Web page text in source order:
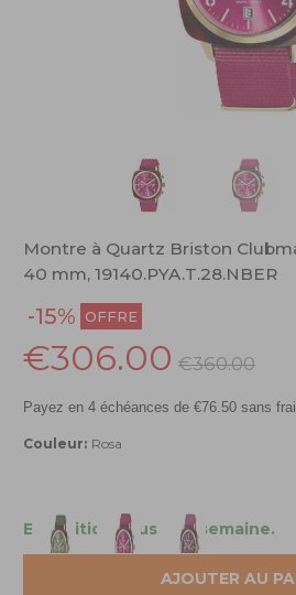
Montre à Quartz Briston
40 mm, 19140.PYA.T.28.NBER
-15% OFFRE
€306.00 €360.00
Payez en 4 échéances de €76.50 sans
Couleur: Rosa
Expédition sous une semaine.
AJOUTER AU